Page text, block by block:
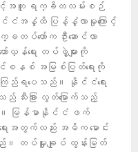
နှင့်အတူ ရက္ခိတလမ်းစဉ်
အနှံ့ထိ ပြန့်နှံ့လာမှုကြောင့်
ခတပ်တော်က ဦးဆောင်လာ
န်ရေး တပ်ဖွဲ့များကို
နစ် အမြစ်ပြတ်ရေးကို
ြည်ရပေသည်။ နိုင်ငံရေး
းခြား လွတ်မြောက်သည့်
။ မြန်မာနိုင်ငံ ဖက်
းအတွက်လည်း အဓိက မောင်း
တပ်မှူးချုပ် ထွန်းမြတ်